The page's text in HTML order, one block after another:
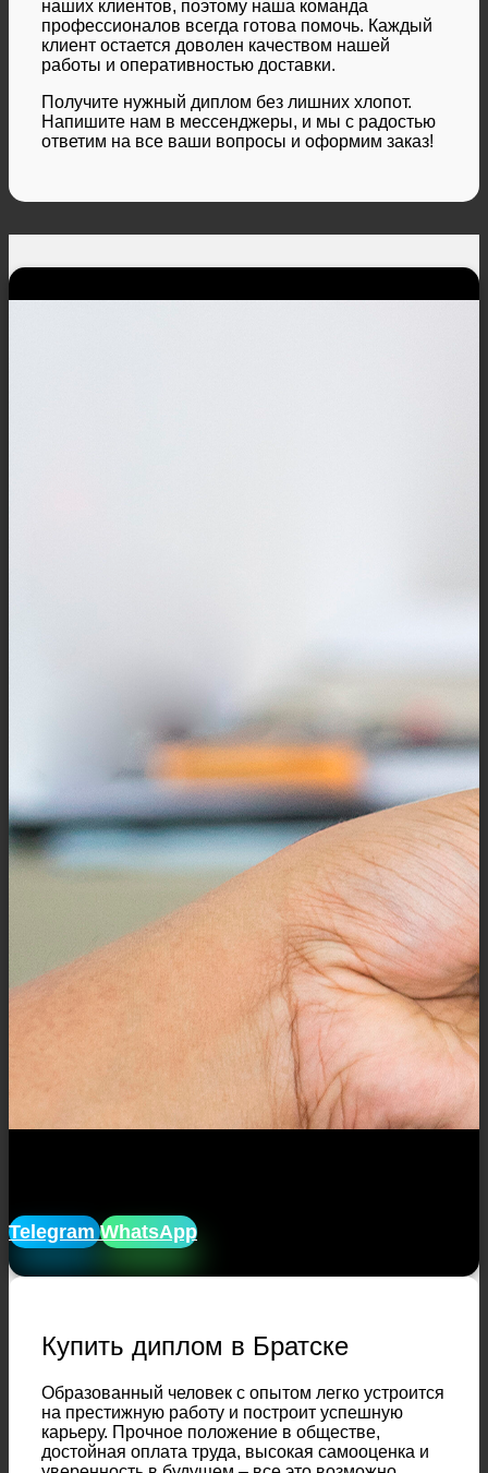
наших клиентов, поэтому наша команда
профессионалов всегда готова помочь. Каждый
клиент остается доволен качеством нашей
работы и оперативностью доставки.
Получите нужный диплом без лишних хлопот.
Напишите нам в мессенджеры, и мы с радостью
ответим на все ваши вопросы и оформим заказ!
Telegram WhatsApp
Купить диплом в Братске
Образованный человек с опытом легко устроится
на престижную работу и построит успешную
карьеру. Прочное положение в обществе,
достойная оплата труда, высокая самооценка и